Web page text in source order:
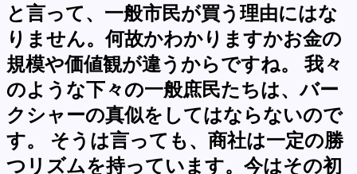
と言って、一般市民が買う理由にはな
りません。何故かわかりますかお金の
規模や価値観が違うからですね。 我々
のような下々の一般庶民たちは、バー
クシャーの真似をしてはならないので
す。 そうは言っても、商社は一定の勝
つリズムを持っています。今はその初